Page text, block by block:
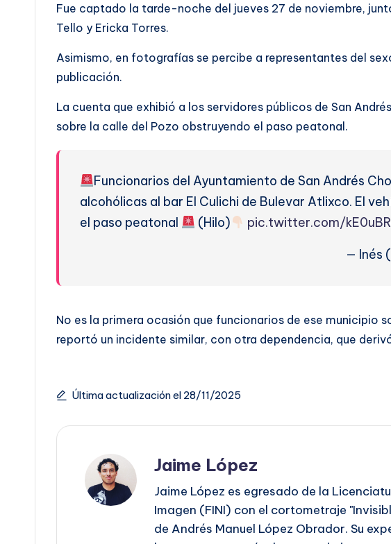
Fue captado la tarde-noche del jueves 27 de noviembre,
Tello y Ericka Torres.
Asimismo, en fotografías se percibe a representantes del
publicación.
La cuenta que exhibió a los servidores públicos de San
sobre la calle del Pozo obstruyendo el paso peatonal.
Funcionarios del Ayuntamiento de San Andrés
alcohólicas al bar El Culichi de Bulevar Atlixco. El
el paso peatonal
(Hilo)
pic.twitter.com/
— Inés
No es la primera ocasión que funcionarios de ese municipio
reportó un incidente similar, con otra dependencia, que
Última actualización el 28/11/2025
Jaime López
Jaime López es egresado de la
Imagen (FINI) con el cortometraje
de Andrés Manuel López Obrador. Su